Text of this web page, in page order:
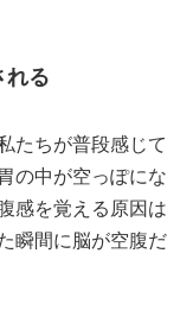
れる
たちが普段感じて
の中が空っぽにな
感を覚える原因は
瞬間に脳が空腹だ